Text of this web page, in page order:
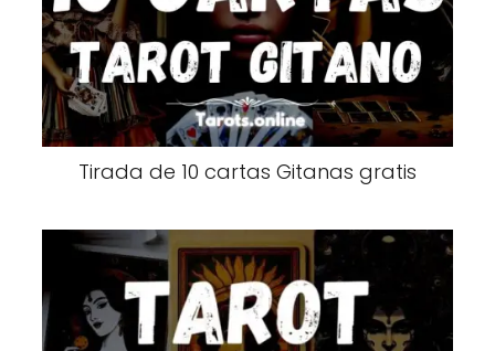
Tirada de 10 cartas Gitanas gratis